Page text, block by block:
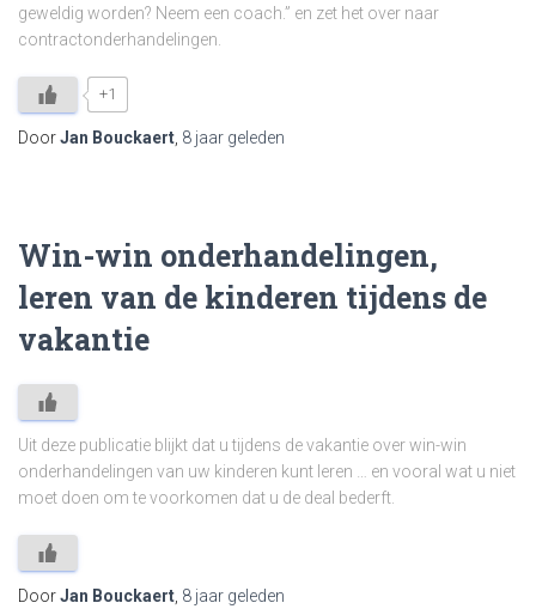
geweldig worden? Neem een coach.” en zet het over naar
contractonderhandelingen.
+1
DoorJan Bouckaert 8 jaar geleden
Win-win onderhandelingen,
leren van de kinderen tijdens de
vakantie
Uit deze publicatie blijkt dat u tijdens de vakantie over win-win
onderhandelingen van uw kinderen kunt leren … en vooral wat u niet
moet doen om te voorkomen dat u de deal bederft.
DoorJan Bouckaert 8 jaar geleden